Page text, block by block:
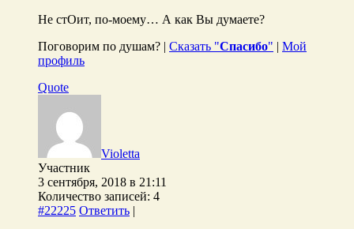
Не стОит, по-моему… А как Вы думаете?
Поговорим по душам? | Сказать "Спасибо" | Мой
профиль
Quote
Violetta
Участник
3 сентября, 2018 в 21:11
Количество записей: 4
#22225 Ответить |